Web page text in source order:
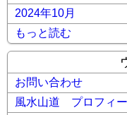
2024年10月
もっと読む
お問い合わせ
風水山道 プロフィ